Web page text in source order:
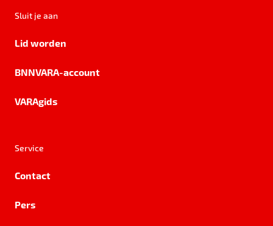
Sluit je aan
Lid worden
BNNVARA-account
VARAgids
Service
Contact
Pers